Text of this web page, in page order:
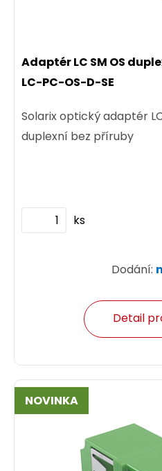
Adaptér LC SM OS
LC-PC-OS-D-SE
Solarix optický adaptér
duplexní bez příruby
ks
Dodání:
Detail
NOVINKA